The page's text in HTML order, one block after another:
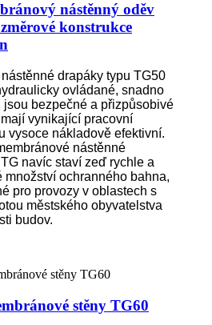
nástěnný oděv
konstrukce
drapáky typu TG50
ovládané, snadno
bezpečné a přizpůsobivé
vynikající pracovní
vysoce nákladově efektivní.
nástěnné
navíc staví zeď rychle a
množství ochranného bahna,
pro provozy v oblastech s
městského obyvatelstva
budov.
stěny TG60